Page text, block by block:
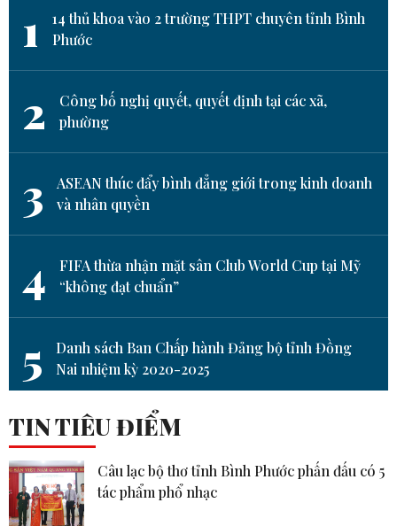
1
14 thủ khoa vào 2 trường THPT chuyên tỉnh Bình
Phước
2
Công bố nghị quyết, quyết định tại các xã,
phường
3
ASEAN thúc đẩy bình đẳng giới trong kinh doanh
và nhân quyền
4
FIFA thừa nhận mặt sân Club World Cup tại Mỹ
“không đạt chuẩn”
5
Danh sách Ban Chấp hành Đảng bộ tỉnh Đồng
Nai nhiệm kỳ 2020-2025
TIN TIÊU ĐIỂM
Câu lạc bộ thơ tỉnh Bình Phước phấn đấu có 5
tác phẩm phổ nhạc